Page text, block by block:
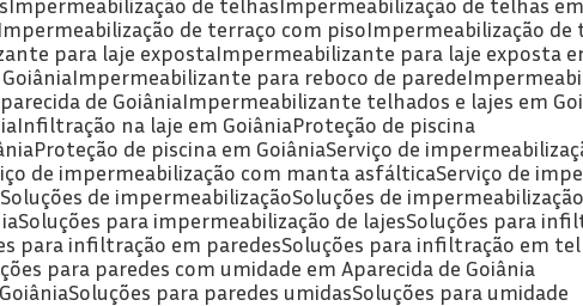
Impermeabilização de terraço com piso Impermeabilização de
para laje exposta Impermeabilizante para laje exposta
Impermeabilizante para reboco de parede
de Goiânia Impermeabilizante telhados e lajes em
Infiltração na laje em Goiânia Proteção de piscina
Proteção de piscina em Goiânia Serviço de
de impermeabilização com manta asfáltica Serviço de
Soluções de impermeabilização Soluções de
Soluções para impermeabilização de lajes Soluções para
para infiltração em paredes Soluções para infiltração em
para paredes com umidade em Aparecida de Goiânia
Soluções para paredes umidas Soluções para umidade